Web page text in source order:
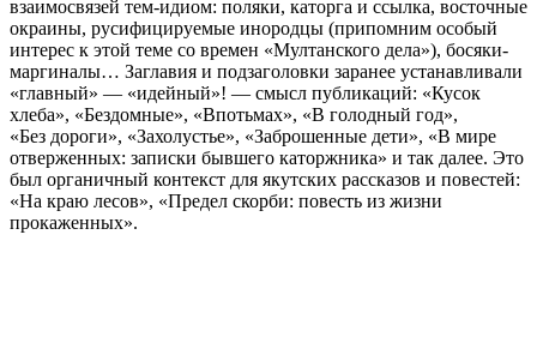
взаимосвязей тем‐идиом: поляки, каторга и ссылка, восточные
окраины, русифицируемые инородцы (припомним особый
интерес к этой теме со времен «Мултанского дела»), босяки‐
маргиналы… Заглавия и подзаголовки заранее устанавливали
«главный» — «идейный»! — смысл публикаций: «Кусок
хлеба», «Бездомные», «Впотьмах», «В голодный год»,
«Без дороги», «Захолустье», «Заброшенные дети», «В мире
отверженных: записки бывшего каторжника» и так далее. Это
был органичный контекст для якутских рассказов и повестей:
«На краю лесов», «Предел скорби: повесть из жизни
прокаженных».